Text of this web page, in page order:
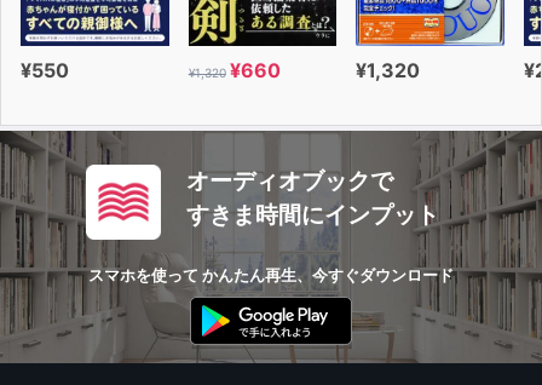
¥550 ¥1,320 ¥660 ¥1,320
オーディオブックで
すきま時間にインプット
スマホを使って かんたん再生、今すぐダウンロード